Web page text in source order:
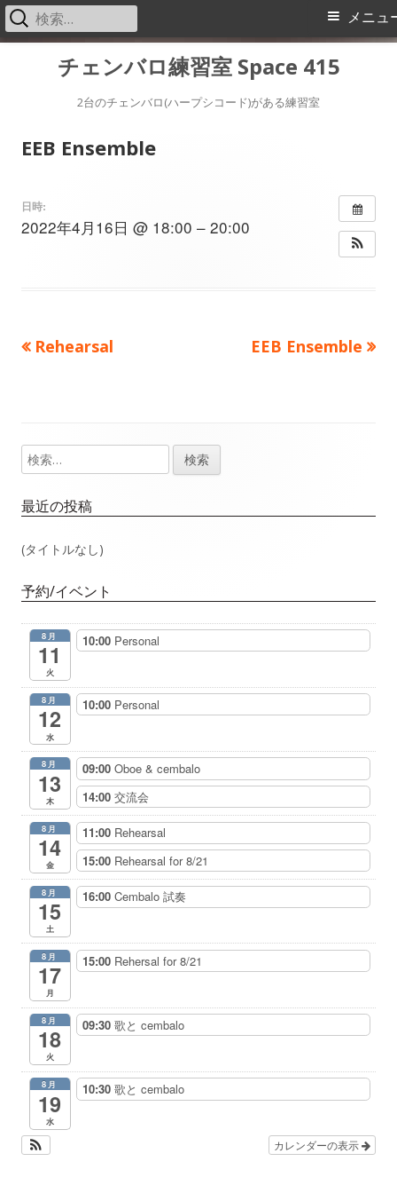
チェンバロ練習室 Space 415
2台のチェンバロ(ハープシコード)がある練習室
メ
メニュ
検
索:
EEB Ensemble
日時:
2022年4月16日 @ 18:00 – 20:00
投
ビ
ゲ
ー
シ
ョ
ン
前
Rehearsal
次
EEB Ensemble
メ
イ
ン
ド
バ
検
索:
最近の投稿
(タイトルなし)
予約/イベント
8月
11
火
10:00 Personal
8月
12
水
10:00 Personal
8月
13
木
09:00 Oboe & cembalo
14:00 交流会
8月
14
金
11:00 Rehearsal
15:00 Rehearsal for 8/21
8月
15
土
16:00 Cembalo 試奏
8月
17
月
15:00 Rehersal for 8/21
8月
18
火
09:30 歌と cembalo
8月
19
水
10:30 歌と cembalo
カレンダーの表示